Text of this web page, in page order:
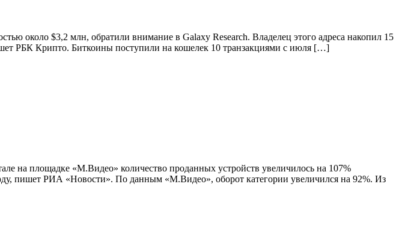
около $3,2 млн, обратили внимание в Galaxy Research. Владелец этого адреса накопил 15
РБК Крипто. Биткоины поступили на кошелек 10 транзакциями с июля […]
на площадке «М.Видео» количество проданных устройств увеличилось на 107%
пишет РИА «Новости». По данным «М.Видео», оборот категории увеличился на 92%. Из